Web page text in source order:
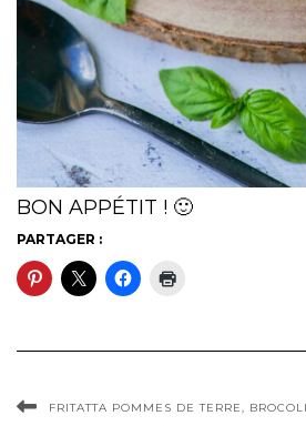
BON APPÉTIT ! 🙂
PARTAGER :
FRITATTA POMMES DE TERRE,